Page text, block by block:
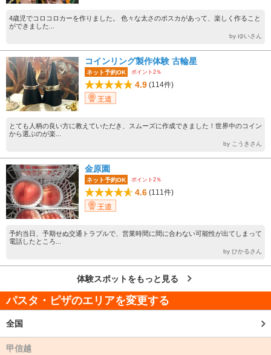
4歳児でコロコロカーを作りました。 色々な太さのポスカがあって、楽しく作ること
ができました...
by ゆいさん
コインリング製作体験 古輪星
ネット予約OK ポイント2％
4.9 (114件)
王道
とても人柄の良い方に教えていただき、スムーズに作成できました！世界中のコイン
から選ぶのが楽...
by こうきさん
金原園
ネット予約OK ポイント2％
4.6 (111件)
王道
予約当日、予期せぬ交通トラブルで、営業時間に間に合わない可能性が出てしまって
電話したところ...
by ひかるさん
体験スポットをもっと見る
パスタ・ピザのエリアを変更する
全国
甲信越